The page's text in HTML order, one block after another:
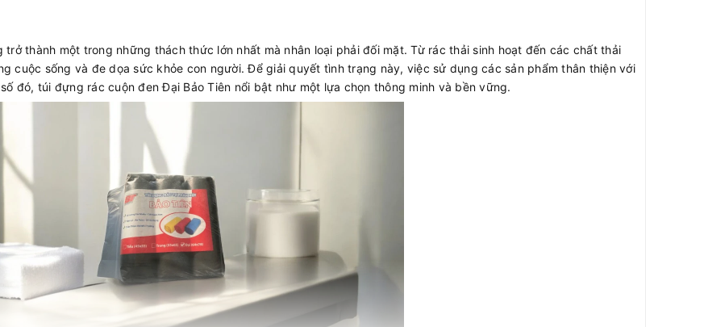
thành một trong những thách thức lớn nhất mà nhân loại phải đối mặt. Từ rác thải sinh hoạt đến các chất thải
cuộc sống và đe dọa sức khỏe con người. Để giải quyết tình trạng này, việc sử dụng các sản phẩm thân thiện với
đó, túi đựng rác cuộn đen Đại Bảo Tiên nổi bật như một lựa chọn thông minh và bền vững.